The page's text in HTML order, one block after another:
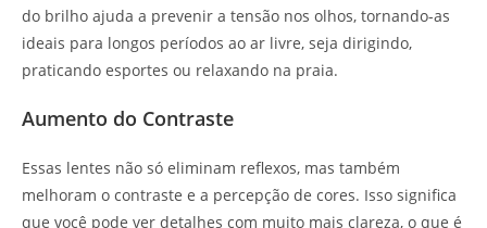
do brilho ajuda a prevenir a tensão nos olhos, tornando-as
ideais para longos períodos ao ar livre, seja dirigindo,
praticando esportes ou relaxando na praia.
Aumento do Contraste
Essas lentes não só eliminam reflexos, mas também
melhoram o contraste e a percepção de cores. Isso significa
que você pode ver detalhes com muito mais clareza, o que é